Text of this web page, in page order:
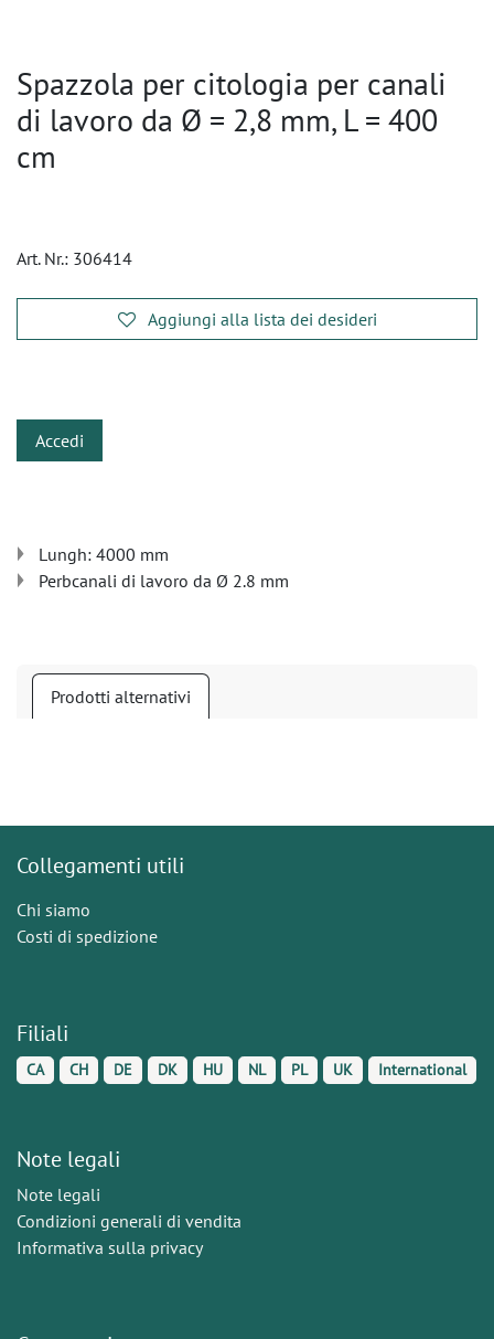
Spazzola per citologia per canali
di lavoro da Ø = 2,8 mm, L = 400
cm
Art. Nr.: 306414
Aggiungi alla lista dei desideri
Accedi
Lungh: 4000 mm
Perbcanali di lavoro da Ø 2.8 mm
Prodotti alternativi
Collegamenti utili
Chi siamo
Costi di spedizione
Filiali
CA CH DE DK HU NL PL UK International
Note legali
Note legali
Condizioni generali di vendita
Informativa sulla privacy